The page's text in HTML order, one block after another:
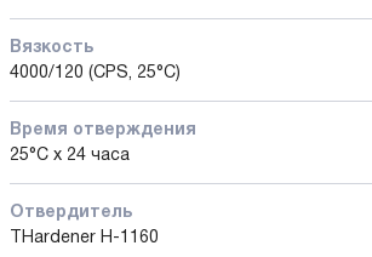
Вязкость
4000/120 (CPS, 25°C)
Время отверждения
25°C x 24 часа
Отвердитель
THardener H-1160